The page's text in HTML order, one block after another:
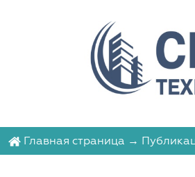
Главная страница →